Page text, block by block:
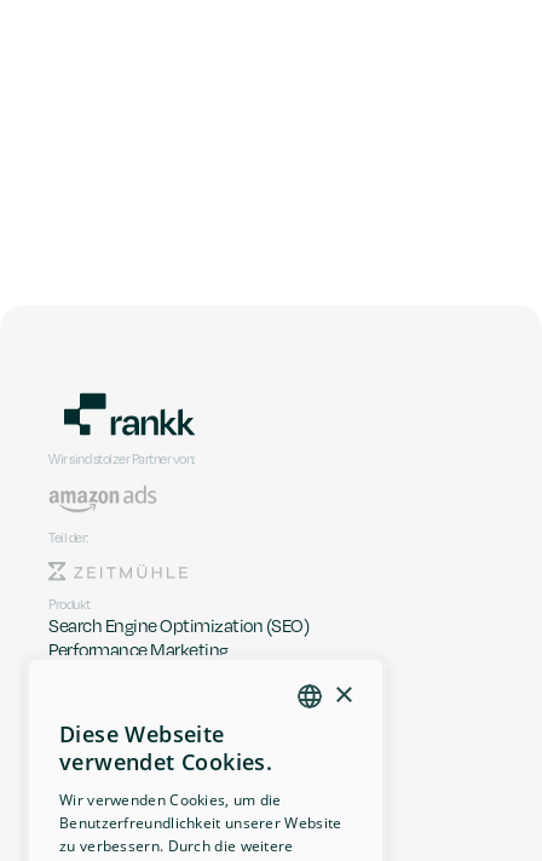
Wir sind stolzer Partner von:
Teil der:
Produkt
Search Engine Optimization (SEO)
Performance Marketing
Community- & Bewertungs-Management
Kundenservice
Logistikmanagement
Seminare & Workshops
Netzwerkmanagement
Unsere Agentur
×
Diese Webseite
verwendet Cookies.
Wir verwenden Cookies, um die
Benutzerfreundlichkeit unserer Website
zu verbessern. Durch die weitere